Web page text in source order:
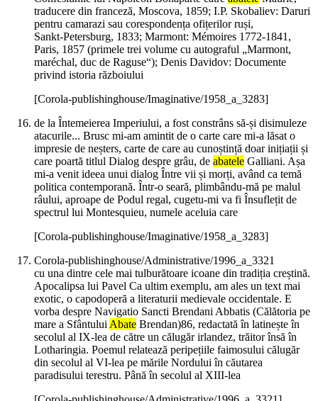
traducere din franceză, Moscova, 1859; I.P. Skobaliev: Daruri
pentru camarazi sau corespondența ofițerilor ruși,
Sankt‑Petersburg, 1833; Marmont: Mémoires 1772‑1841,
Paris, 1857 (primele trei volume cu autograful „Marmont,
maréchal, duc de Raguse“); Denis Davidov: Documente
privind istoria războiului
[Corola-publishinghouse/Imaginative/1958_a_3283]
de la Întemeierea Imperiului, a fost constrâns să‑și disimuleze
atacurile... Brusc mi‑am amintit de o carte care mi‑a lăsat o
impresie de neșters, carte de care au cunoștință doar inițiații și
care poartă titlul Dialog despre grâu, de abatele Galliani. Așa
mi‑a venit ideea unui dialog Între vii și morți, având ca temă
politica contemporană. Într‑o seară, plimbându‑mă pe malul
râului, aproape de Podul regal, cugetu‑mi va fi Însuflețit de
spectrul lui Montesquieu, numele aceluia care
[Corola-publishinghouse/Imaginative/1958_a_3283]
Corola-publishinghouse/Administrative/1996_a_3321
cu una dintre cele mai tulburătoare icoane din tradiția creștină.
Apocalipsa lui Pavel Ca ultim exemplu, am ales un text mai
exotic, o capodoperă a literaturii medievale occidentale. E
vorba despre Navigatio Sancti Brendani Abbatis (Călătoria pe
mare a SfântuluiAbate Brendan)86, redactată în latinește în
secolul al IX-lea de către un călugăr irlandez, trăitor însă în
Lotharingia. Poemul relatează peripețiile faimosului călugăr
din secolul al VI-lea pe mările Nordului în căutarea
paradisului terestru. Până în secolul al XIII-lea